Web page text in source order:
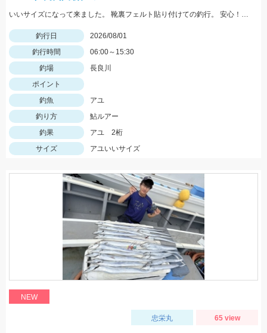
いいサイズになって来ました。 靴裏フェルト貼り付けての釣行。 安心！店長〜アドバイスありがとうございました！
釣行日
2026/08/01
釣行時間
06:00～15:30
釣場
長良川
ポイント
釣魚
アユ
釣り方
鮎ルアー
釣果
アユ 2桁
サイズ
アユいいサイズ
NEW
忠栄丸 65 view